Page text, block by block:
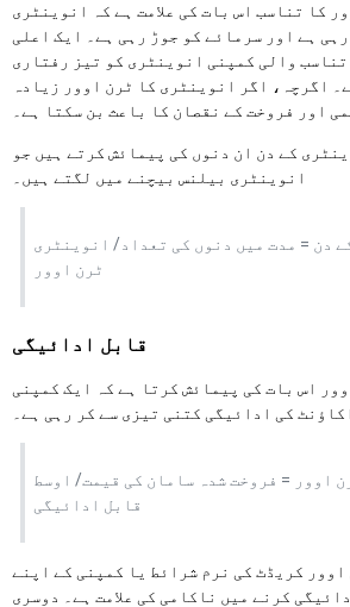
کا تناسب اس بات کی علامت ہے کہ انوینٹری
ہے اور سرمائے کو جوڑ رہی ہے۔ ایک اعلی
والی کمپنی انوینٹری کو تیز رفتاری
اگرچہ، اگر انوینٹری کا ٹرن اوور زیادہ
اور فروخت کے نقصان کا باعث بن سکتا ہے۔
کے دن ان دنوں کی پیمائش کرتے ہیں جو
انوینٹری بیلنس بیچنے میں لگتے ہیں۔
دن = مدت میں دنوں کی تعداد/ انوینٹری
ٹرن اوور
قابل ادائیگی
اس بات کی پیمائش کرتا ہے کہ ایک کمپنی
کی ادائیگی کتنی تیزی سے کر رہی ہے۔
اوور = فروخت شدہ سامان کی قیمت/ اوسط
قابل ادائیگی
کریڈٹ کی نرم شرائط یا کمپنی کے اپنے
کرنے میں ناکامی کی علامت ہے۔ دوسری